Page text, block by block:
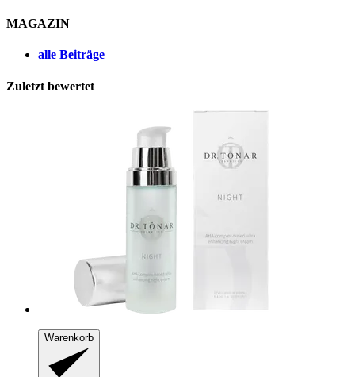
MAGAZIN
alle Beiträge
Zuletzt bewertet
Warenkorb